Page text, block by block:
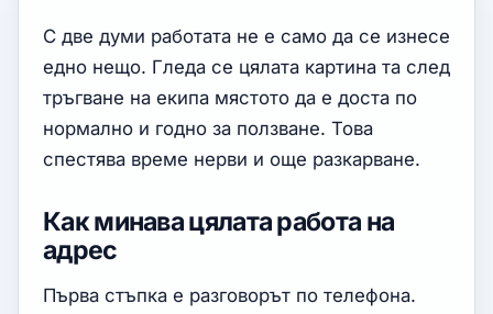
С две думи работата не е само да се изнесе
едно нещо. Гледа се цялата картина та след
тръгване на екипа мястото да е доста по
нормално и годно за ползване. Това
спестява време нерви и още разкарване.
Как минава цялата работа на
адрес
Първа стъпка е разговорът по телефона.